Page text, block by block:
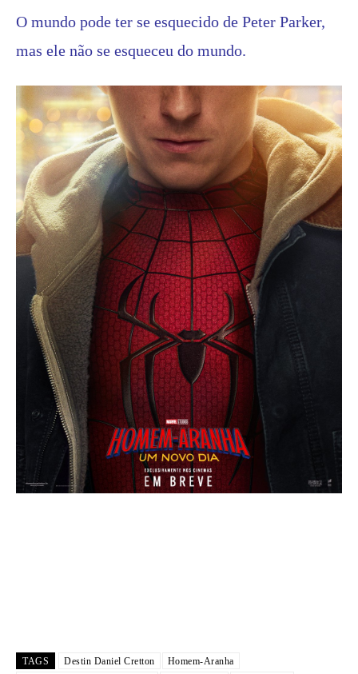
O mundo pode ter se esquecido de Peter Parker,
mas ele não se esqueceu do mundo.
TAGS Destin Daniel Cretton
Homem-Aranha